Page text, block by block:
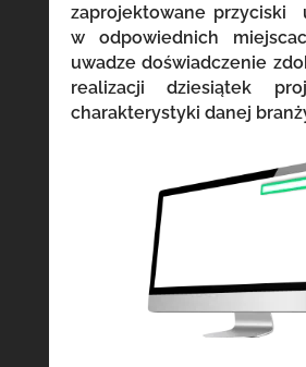
zaprojektowane przyciski
w odpowiednich
uwadze doświadczenie
realizacji dziesiątek
charakterystyki danej